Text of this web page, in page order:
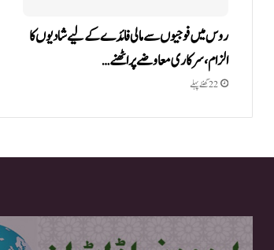
روس میں فوجیوں سے مالی فائدے کے لیے شادیوں کا
الزام، سرکاری معاوضے پر اٹھنے…
22 گھنٹے پہلے